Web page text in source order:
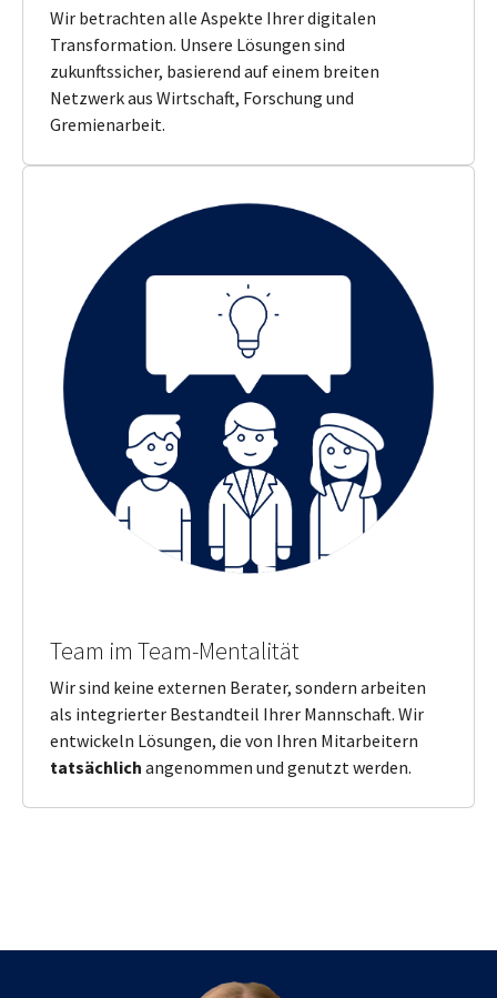
Wir betrachten alle Aspekte Ihrer digitalen
Transformation. Unsere Lösungen sind
zukunftssicher, basierend auf einem breiten
Netzwerk aus Wirtschaft, Forschung und
Gremienarbeit.
Team im Team-Mentalität
Wir sind keine externen Berater, sondern arbeiten
als integrierter Bestandteil Ihrer Mannschaft. Wir
entwickeln Lösungen, die von Ihren Mitarbeitern
tatsächlich angenommen und genutzt werden.